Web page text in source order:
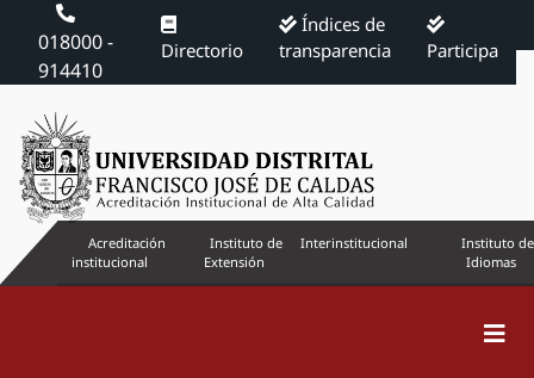
018000 -
914410
Directorio
Índices de
transparencia
Participa
Acreditación
institucional
Instituto de
Extensión
Interinstitucional
Instituto de
Idiomas